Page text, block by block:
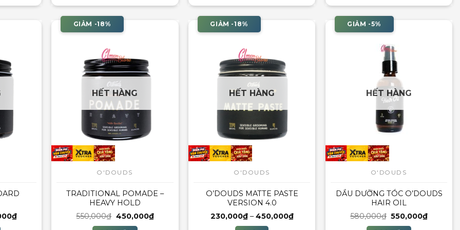
₫Giá
GIẢM -18%
HẾT HÀNG
O'DOUDS
TRADITIONAL POMADE –
HEAVY HOLD
550,000₫ Giá
450,000₫Giá
GIẢM -18%
HẾT HÀNG
O'DOUDS
O’DOUDS MATTE PASTE
VERSION 4.0
230,000₫ – 450,000₫Khoảng
GIẢM -5%
HẾT HÀNG
O'DOUDS
DẦU DƯỠNG TÓC O’DOUDS
HAIR OIL
580,000₫ Giá
550,000₫Giá